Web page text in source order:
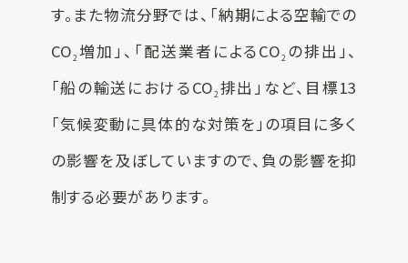
す。また物流分野では、「納期による空輸での
CO2 増加」、「配送業者によるCO2 の排出」、
「船の輸送におけるCO2 排出」など、目標13
「気候変動に具体的な対策を」の項目に多く
の影響を及ぼしていますので、負の影響を抑
制する必要があります。